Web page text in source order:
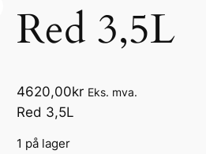
Red 3,5L
4620,00kr Eks. mva.
Red 3,5L
1 på lager